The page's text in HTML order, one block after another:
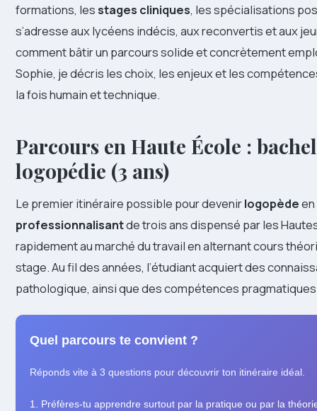
formations, lesstages cliniques, les spécialisations
s’adresse aux lycéens indécis, aux reconvertis et aux
comment bâtir un parcours solide et concrètement
Sophie, je décris les choix, les enjeux et les
la fois humain et technique.
Parcours en Haute École :
logopédie (3 ans)
Le premier itinéraire possible pour devenirlogopèdeen
professionnalisantde trois ans dispensé par les
rapidement au marché du travail en alternant cours
stage. Au fil des années, l’étudiant acquiert des
pathologique, ainsi que des compétences
Quel parcours te convient ?
Réponds vite à 3 questions pour découvrir ton itinéraire idéal.
1. Préfères-tu apprendre surtout par la pratique ou par la